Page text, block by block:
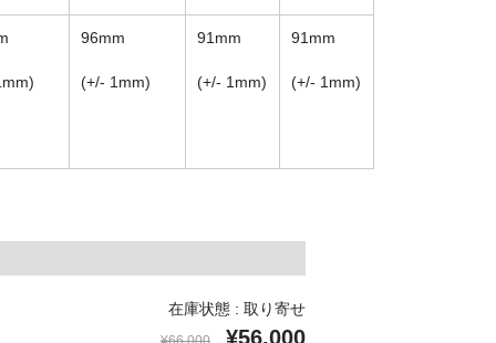
96mm
(+/- 1mm)
91mm
(+/- 1mm)
91mm
(+/- 1mm)
在庫状態 : 取り寄せ
¥56,000